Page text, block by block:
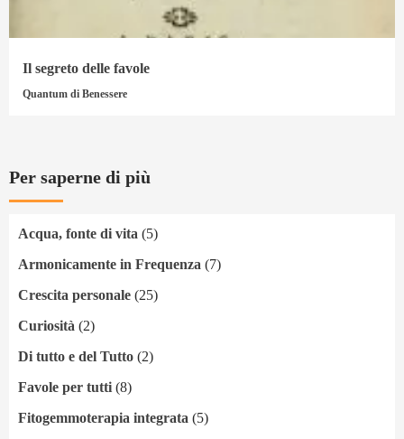
Il segreto delle favole
Quantum di Benessere
Per saperne di più
Acqua, fonte di vita (5)
Armonicamente in Frequenza (7)
Crescita personale (25)
Curiosità (2)
Di tutto e del Tutto (2)
Favole per tutti (8)
Fitogemmoterapia integrata (5)